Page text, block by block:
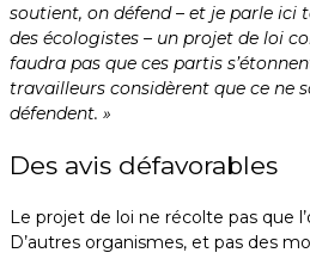
soutient, on défend – et je parle ici
des écologistes – un projet de loi
faudra pas que ces partis
travailleurs considèrent que ce ne
défendent. »
Des avis défavorables
Le projet de loi ne récolte pas que
D’autres organismes, et pas des